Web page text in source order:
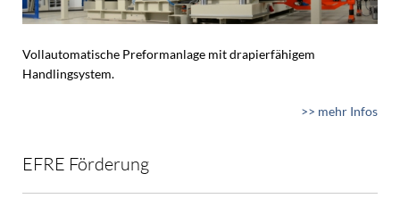
Vollautomatische Preformanlage mit drapierfähigem
Handlingsystem.
>> mehr Infos
EFRE Förderung